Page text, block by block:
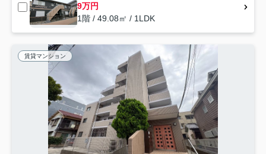
9万円
1階 / 49.08㎡ / 1LDK
賃貸マンション